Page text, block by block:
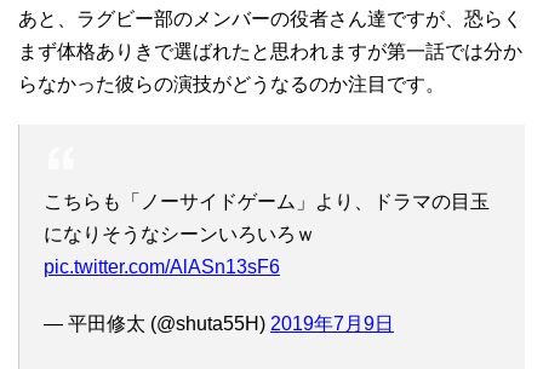
あと、ラグビー部のメンバーの役者さん達ですが、恐らく
まず体格ありきで選ばれたと思われますが第一話では分か
らなかった彼らの演技がどうなるのか注目です。
こちらも「ノーサイドゲーム」より、ドラマの目玉
になりそうなシーンいろいろｗ
pic.twitter.com/AlASn13sF6
— 平田修太 (@shuta55H) 2019年7月9日